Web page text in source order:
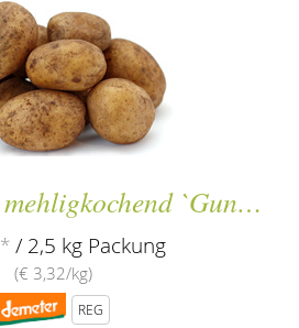
Frühkartoffeln mehligkochend `Gunda´
*/ 2,5 kg Packung
(€ 3,32/kg)
REG